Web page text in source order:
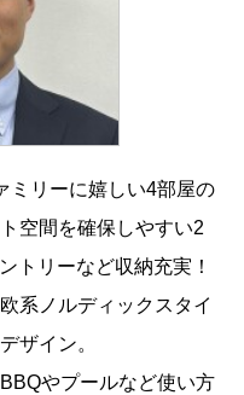
リーに嬉しい4部屋の
空間を確保しやすい2
トリーなど収納充実！
系ノルディックスタイ
ザイン。
やプールなど使い方